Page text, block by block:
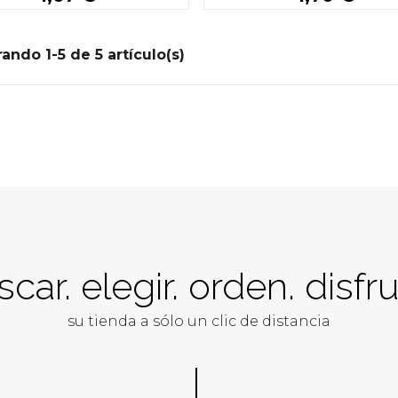
1-5 de 5 artículo(s)
elegir. orden.
su tienda a sólo un clic de distancia